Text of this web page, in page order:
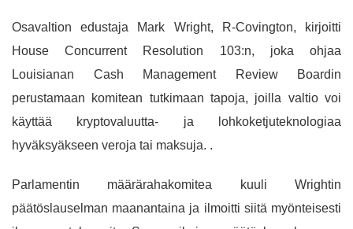
Osavaltion edustaja Mark Wright, R-Covington, kirjoitti
House Concurrent Resolution 103:n, joka ohjaa
Louisianan Cash Management Review Boardin
perustamaan komitean tutkimaan tapoja, joilla valtio voi
käyttää kryptovaluutta- ja lohkoketjuteknologiaa
hyväksyäkseen veroja tai maksuja. .
Parlamentin määrärahakomitea kuuli Wrightin
päätöslauselman maanantaina ja ilmoitti siitä myönteisesti